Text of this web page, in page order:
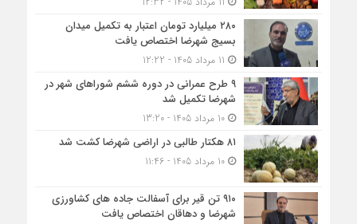
۲۸۰ میلیارد تومان اعتبار به تکمیل میدان
بسیج شهرضا اختصاص یافت
۹ طرح عمرانی در دوره ششم شوراهای شهر در
شهرضا تکمیل شد
10 مرداد 1405 - 13:20
۸۱ هکتار طالبی در اراضی شهرضا کشت شد
10 مرداد 1405 - 11:46
۹۱۰ تن قیر برای آسفالت جاده های کشاورزی
شهرضا و دهاقان اختصاص یافت